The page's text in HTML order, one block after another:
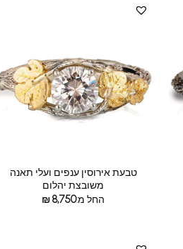
טבעת אירוסין ענפים ועלי תאנה
משובצת יהלום
החל מ:
₪8,750